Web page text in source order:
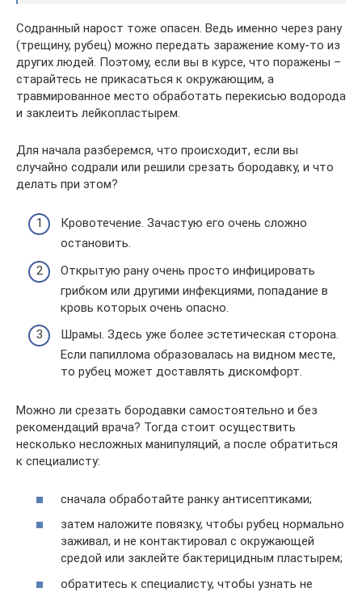
Содранный нарост тоже опасен. Ведь именно через рану
(трещину, рубец) можно передать заражение кому-то из
других людей. Поэтому, если вы в курсе, что поражены –
старайтесь не прикасаться к окружающим, а
травмированное место обработать перекисью водорода
и заклеить лейкопластырем.
Для начала разберемся, что происходит, если вы
случайно содрали или решили срезать бородавку, и что
делать при этом?
Кровотечение. Зачастую его очень сложно
остановить.
Открытую рану очень просто инфицировать
грибком или другими инфекциями, попадание в
кровь которых очень опасно.
Шрамы. Здесь уже более эстетическая сторона.
Если папиллома образовалась на видном месте,
то рубец может доставлять дискомфорт.
Можно ли срезать бородавки самостоятельно и без
рекомендаций врача? Тогда стоит осуществить
несколько несложных манипуляций, а после обратиться
к специалисту:
сначала обработайте ранку антисептиками;
затем наложите повязку, чтобы рубец нормально
заживал, и не контактировал с окружающей
средой или заклейте бактерицидным пластырем;
обратитесь к специалисту, чтобы узнать не